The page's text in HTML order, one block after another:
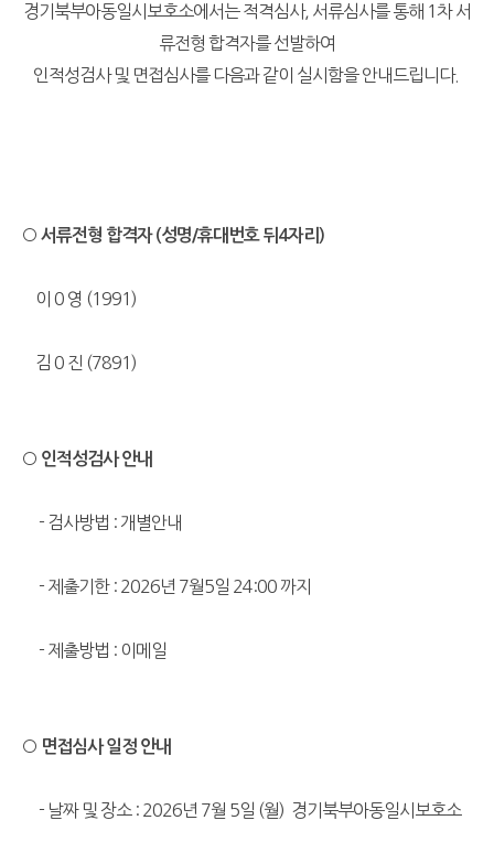
경기북부아동일시보호소에서는 적격심사, 서류심사를 통해 1차 서
류전형 합격자를 선발하여
인적성검사 및 면접심사를 다음과 같이 실시함을 안내드립니다.
○ 서류전형 합격자 (성명/휴대번호 뒤4자리)
이 0 영 (1991)
김 0 진 (7891)
○ 인적성검사 안내
- 검사방법 : 개별안내
- 제출기한 : 2026년 7월5일 24:00 까지
- 제출방법 : 이메일
○ 면접심사 일정 안내
- 날짜 및 장소 : 2026년 7월 5일 (월) 경기북부아동일시보호소